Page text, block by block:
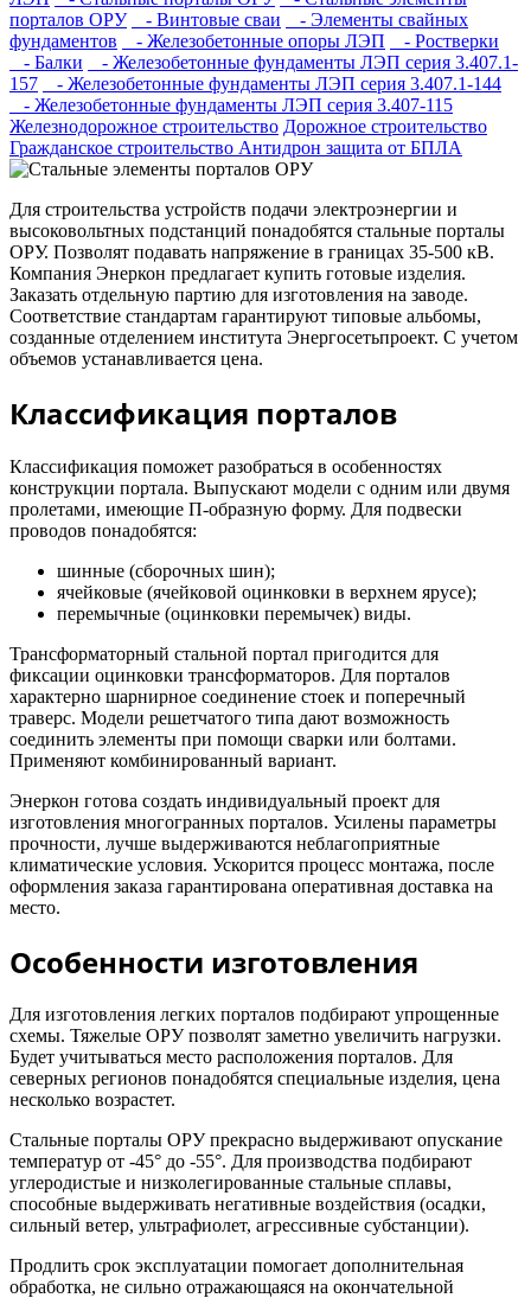
порталов ОРУ
- Винтовые сваи
- Элементы свайных
фундаментов
- Железобетонные опоры ЛЭП
- Ростверки
- Балки
- Железобетонные фундаменты ЛЭП серия 3.407.1-
157
- Железобетонные фундаменты ЛЭП серия 3.407.1-144
- Железобетонные фундаменты ЛЭП серия 3.407-115
Железнодорожное строительство Дорожное строительство
Гражданское строительство Антидрон защита от БПЛА
Для строительства устройств подачи электроэнергии и
высоковольтных подстанций понадобятся стальные порталы
ОРУ. Позволят подавать напряжение в границах 35-500 кВ.
Компания Энеркон предлагает купить готовые изделия.
Заказать отдельную партию для изготовления на заводе.
Соответствие стандартам гарантируют типовые альбомы,
созданные отделением института Энергосетьпроект. С учетом
объемов устанавливается цена.
Классификация порталов
Классификация поможет разобраться в особенностях
конструкции портала. Выпускают модели с одним или двумя
пролетами, имеющие П-образную форму. Для подвески
проводов понадобятся:
шинные (сборочных шин);
ячейковые (ячейковой оцинковки в верхнем ярусе);
перемычные (оцинковки перемычек) виды.
Трансформаторный стальной портал пригодится для
фиксации оцинковки трансформаторов. Для порталов
характерно шарнирное соединение стоек и поперечный
траверс. Модели решетчатого типа дают возможность
соединить элементы при помощи сварки или болтами.
Применяют комбинированный вариант.
Энеркон готова создать индивидуальный проект для
изготовления многогранных порталов. Усилены параметры
прочности, лучше выдерживаются неблагоприятные
климатические условия. Ускорится процесс монтажа, после
оформления заказа гарантирована оперативная доставка на
место.
Особенности изготовления
Для изготовления легких порталов подбирают упрощенные
схемы. Тяжелые ОРУ позволят заметно увеличить нагрузки.
Будет учитываться место расположения порталов. Для
северных регионов понадобятся специальные изделия, цена
несколько возрастет.
Стальные порталы ОРУ прекрасно выдерживают опускание
температур от -45° до -55°. Для производства подбирают
углеродистые и низколегированные стальные сплавы,
способные выдерживать негативные воздействия (осадки,
сильный ветер, ультрафиолет, агрессивные субстанции).
Продлить срок эксплуатации помогает дополнительная
обработка, не сильно отражающаяся на окончательной